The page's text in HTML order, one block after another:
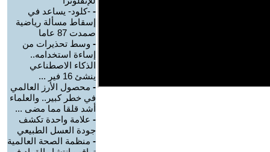
- -كلود- يساعد في
إسقاط مسألة رياضية
صمدت 87 عاما
- وسط تحذيرات من
إساءة استخدامه..
الذكاء الاصطناعي
ينشئ 16 فير ...
- محصول الأرز العالمي
في خطر كبير.. والعلماء
أشد قلقا مما مضى ...
- علامة واحدة تكشف
جودة العسل الطبيعي
- منظمة الصحة العالمية